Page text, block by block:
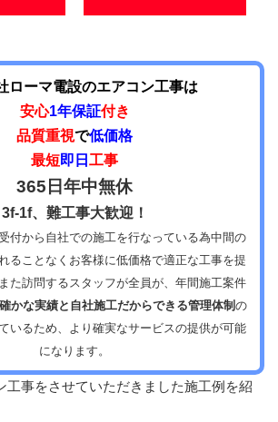
ローマ電設のエアコン工事は
安心1年保証付き
品質重視で低価格
最短即日 工事
365日年中無休
3f-1f、難工事大歓迎！
付から自社での施工を行なっている為中間の
ることなくお客様に低価格で適正な工事を提
た訪問するスタッフが全員が、年間施工案件
かな実績と自社施工だからできる管理体制 の
いるため、より確実なサービスの提供が可能
になります。
工事をさせていただきました施工例を紹